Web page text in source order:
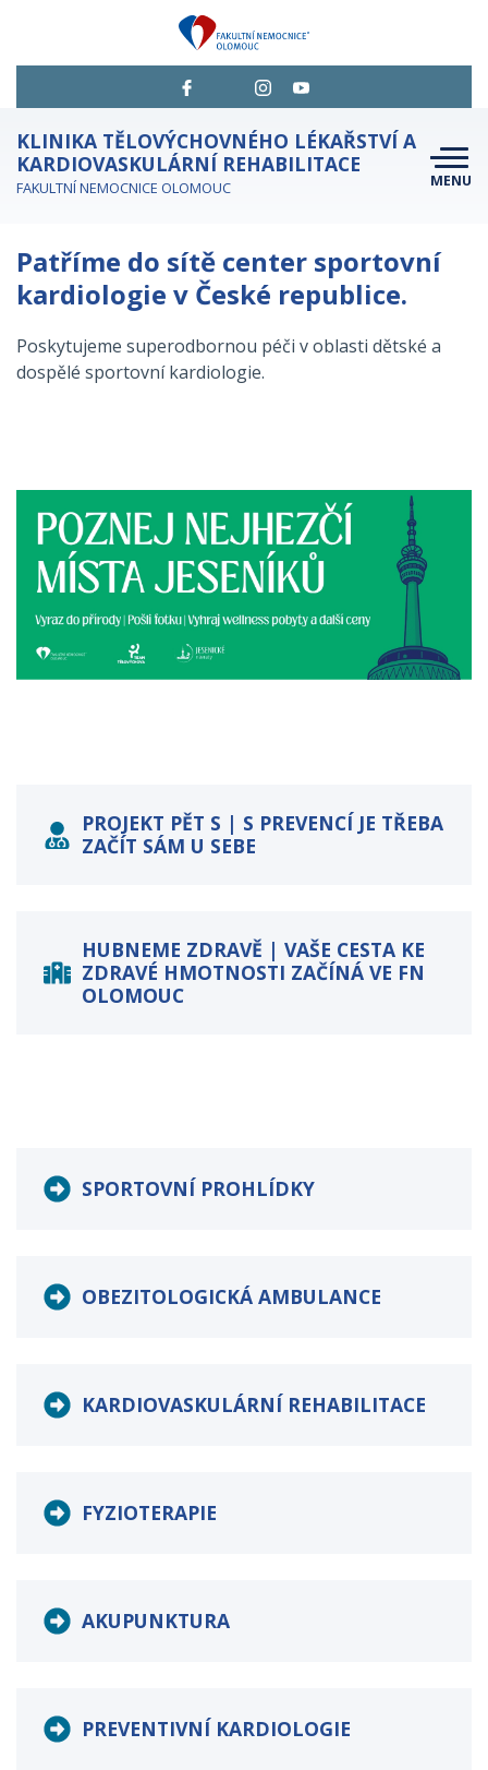
KLINIKA TĚLOVÝCHOVNÉHO LÉKAŘSTVÍ A
KARDIOVASKULÁRNÍ REHABILITACE
FAKULTNÍ NEMOCNICE OLOMOUC MENU
NABÍZENÉ SLUŽBY
CHCI SE OBJEDNAT
Patříme do sítě center sportovní
kardiologie v České republice.
Poskytujeme superodbornou péči v oblasti dětské a
dospělé sportovní kardiologie.
PROJEKT PĚT S | S PREVENCÍ JE TŘEBA
ZAČÍT SÁM U SEBE
HUBNEME ZDRAVĚ | VAŠE CESTA KE
ZDRAVÉ HMOTNOSTI ZAČÍNÁ VE FN
OLOMOUC
SPORTOVNÍ PROHLÍDKY
OBEZITOLOGICKÁ AMBULANCE
KARDIOVASKULÁRNÍ REHABILITACE
FYZIOTERAPIE
AKUPUNKTURA
PREVENTIVNÍ KARDIOLOGIE